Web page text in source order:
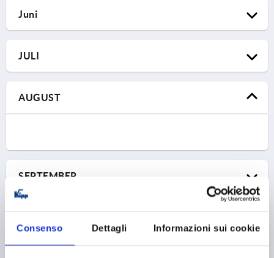
Consenso Dettagli Informazioni sui cookie
BIEMH
Zur Messe Website
Metalworking & Manufacturing
Zur Messe Website
07.05.2026 – 13.05.2026
Components
Düsseldorf, Deutschland | Halle 18a | Stand F01
KIPP Deutschland
Zur Messe Website
Juni
JULI
AUGUST
SEPTEMBER